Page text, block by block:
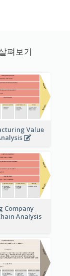
펴보기
Value
Company
Analysis